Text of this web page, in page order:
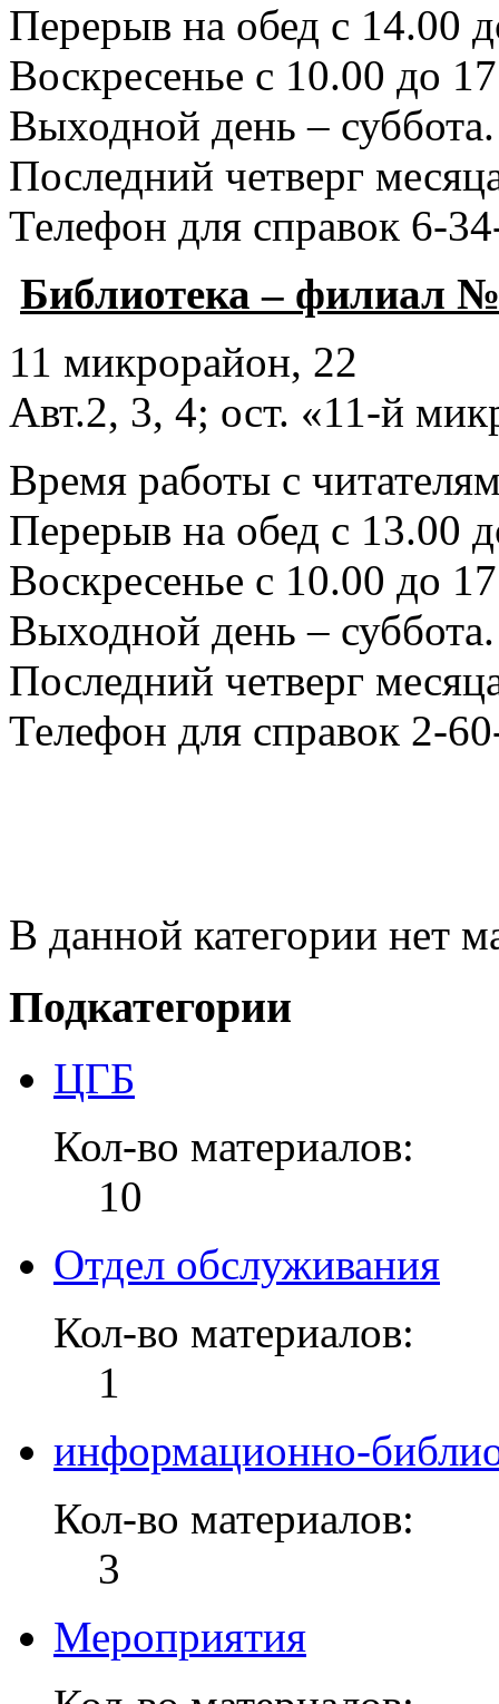
Перерыв на обед с 14.00
Воскресенье с 10.00 до
Выходной день – суббота.
Последний четверг
Телефон для справок 6-
Библиотека – филиал
11 микрорайон, 22
Авт.2, 3, 4; ост. «11-й
Время работы с
Перерыв на обед с 13.00
Воскресенье с 10.00 до
Выходной день – суббота.
Последний четверг
Телефон для справок 2-
В данной категории нет
Подкатегории
ЦГБ
Кол-во материалов:
10
Отдел обслуживания
Кол-во материалов:
1
информационно-
Кол-во материалов:
3
Мероприятия